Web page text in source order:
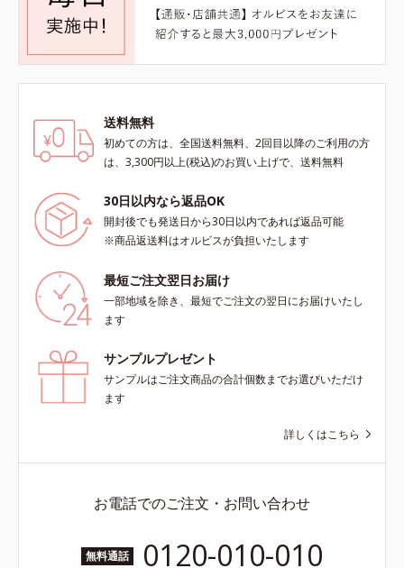
送料無料
初めての方は、全国送料無料、2回目以降のご利用の方
は、3,300円以上(税込)のお買い上げで、送料無料
30日以内なら返品OK
開封後でも発送日から30日以内であれば返品可能
※商品返送料はオルビスが負担いたします
最短ご注文翌日お届け
一部地域を除き、最短でご注文の翌日にお届けいたし
ます
サンプルプレゼント
サンプルはご注文商品の合計個数までお選びいただけ
ます
詳しくはこちら
お電話でのご注文・お問い合わせ
無料通話 0120-010-010